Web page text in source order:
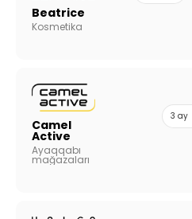
Beatrice
Kosmetika
Camel
Active
Ayaqqabı
mağazaları
3 ay